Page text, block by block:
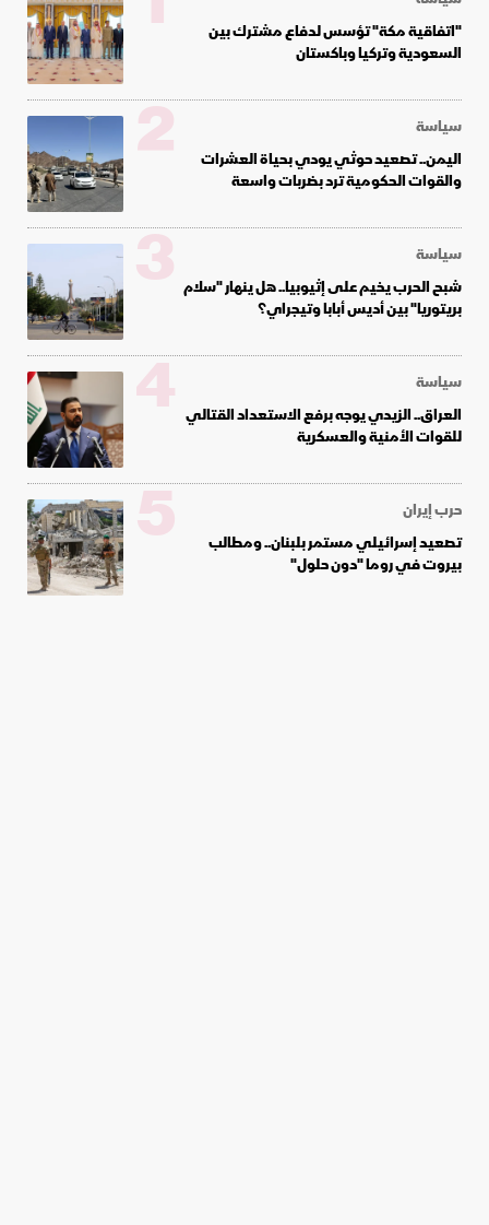
"اتفاقية مكة" تؤسس لدفاع مشترك بين
السعودية وتركيا وباكستان
سياسة
اليمن.. تصعيد حوثي يودي بحياة العشرات
والقوات الحكومية ترد بضربات واسعة
2
سياسة
شبح الحرب يخيم على إثيوبيا.. هل ينهار "سلام
بريتوريا" بين أديس أبابا وتيجراي؟
3
سياسة
العراق.. الزيدي يوجه برفع الاستعداد القتالي
للقوات الأمنية والعسكرية
4
حرب إيران
تصعيد إسرائيلي مستمر بلبنان.. ومطالب
بيروت في روما "دون حلول"
5